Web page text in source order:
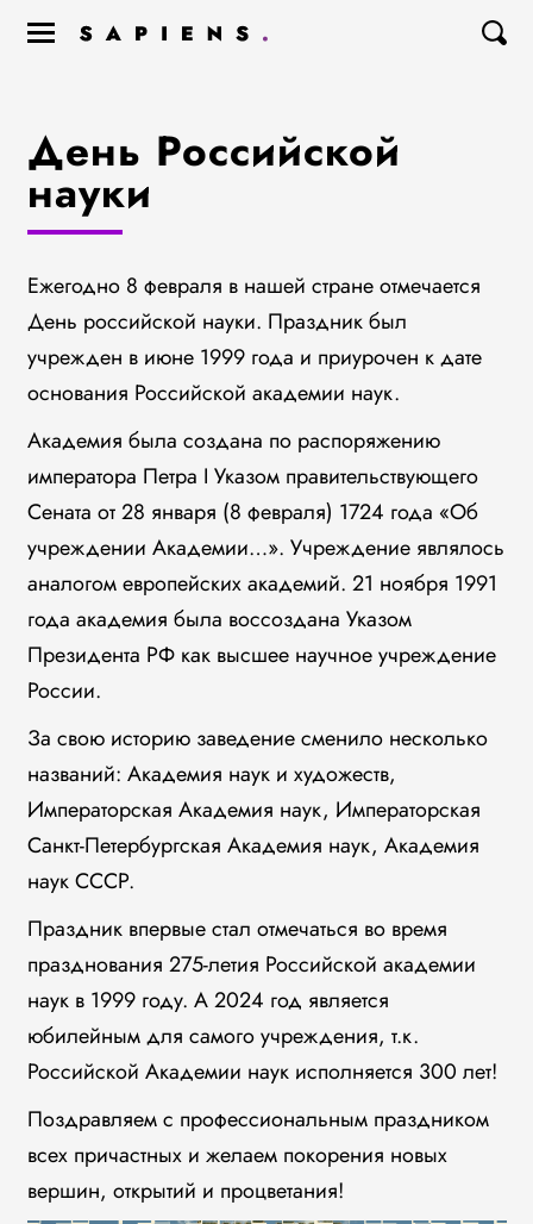
День Российской
науки
Ежегодно 8 февраля в нашей стране отмечается
День российской науки. Праздник был
учрежден в июне 1999 года и приурочен к дате
основания Российской академии наук.
Академия была создана по распоряжению
императора Петра I Указом правительствующего
Сената от 28 января (8 февраля) 1724 года «Об
учреждении Академии…». Учреждение являлось
аналогом европейских академий. 21 ноября 1991
года академия была воссоздана Указом
Президента РФ как высшее научное учреждение
России.
За свою историю заведение сменило несколько
названий: Академия наук и художеств,
Императорская Академия наук, Императорская
Санкт-Петербургская Академия наук, Академия
наук СССР.
Праздник впервые стал отмечаться во время
празднования 275-летия Российской академии
наук в 1999 году. А 2024 год является
юбилейным для самого учреждения, т.к.
Российской Академии наук исполняется 300 лет!
Поздравляем с профессиональным праздником
всех причастных и желаем покорения новых
вершин, открытий и процветания!